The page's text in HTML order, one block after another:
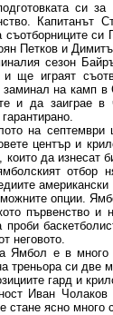
си
Капитанът
съотборниците
Петков и
сезон
и ще играят
на камп
и да заиграе в
на септември
център и
да изнесат
отбор
опции.
първенство и
проби
неговото.
Ямбол е в
треньора си две
гард и
Иван
стане ясно много